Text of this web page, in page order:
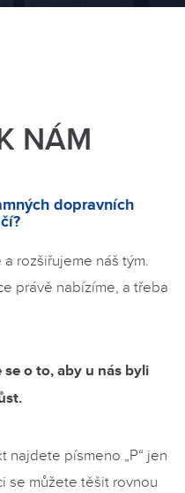
NÁM
dopravních
rozšiřujeme náš tým.
právě nabízíme, a třeba
o to, aby u nás byli
písmeno „P“ jen
se můžete těšit rovnou